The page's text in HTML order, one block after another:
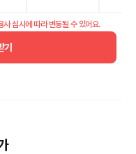
사 심사에 따라 변동될 수 있어요.